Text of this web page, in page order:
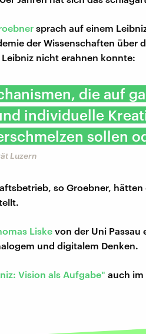
sprach auf einem
der Wissenschaften über
nicht erahnen konnte:
die auf
individuelle
sollen
Luzern
so Groebner,
Liske von der Uni Passau
und digitalem Denken.
Vision als Aufgabe" auch im